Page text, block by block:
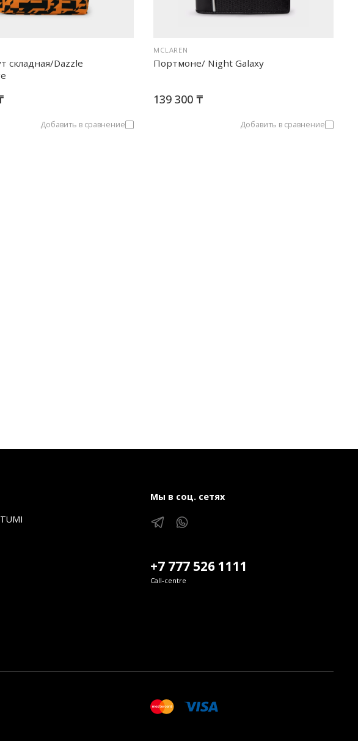
складная/Dazzle
Добавить в сравнение
MCLAREN
Портмоне/ Night Galaxy
139 300 ₸
Добавить в сравнение
Мы в соц. сетях
+7 777 526 1111
Call-centre